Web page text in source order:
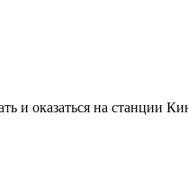
и оказаться на станции